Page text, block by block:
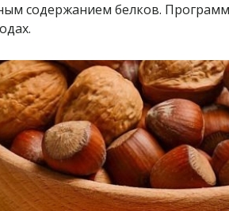
содержанием белков.